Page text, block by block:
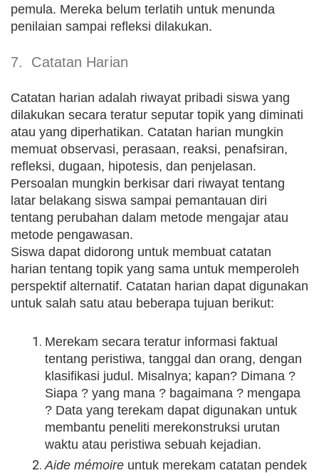
pemula. Mereka belum terlatih untuk menunda
penilaian sampai refleksi dilakukan.
7. Catatan Harian
Catatan harian adalah riwayat pribadi siswa yang
dilakukan secara teratur seputar topik yang diminati
atau yang diperhatikan. Catatan harian mungkin
memuat observasi, perasaan, reaksi, penafsiran,
refleksi, dugaan, hipotesis, dan penjelasan.
Persoalan mungkin berkisar dari riwayat tentang
latar belakang siswa sampai pemantauan diri
tentang perubahan dalam metode mengajar atau
metode pengawasan.
Siswa dapat didorong untuk membuat catatan
harian tentang topik yang sama untuk memperoleh
perspektif alternatif. Catatan harian dapat digunakan
untuk salah satu atau beberapa tujuan berikut:
Merekam secara teratur informasi faktual
tentang peristiwa, tanggal dan orang, dengan
klasifikasi judul. Misalnya; kapan? Dimana ?
Siapa ? yang mana ? bagaimana ? mengapa
? Data yang terekam dapat digunakan untuk
membantu peneliti merekonstruksi urutan
waktu atau peristiwa sebuah kejadian.
Aide mémoire untuk merekam catatan pendek